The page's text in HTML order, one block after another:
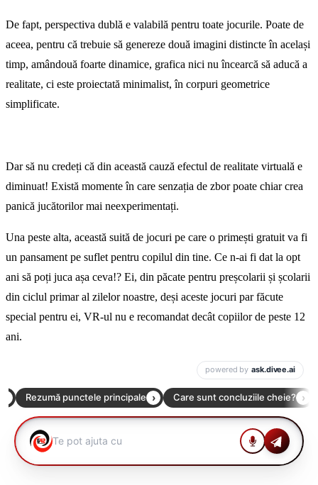
De fapt, perspectiva dublă e valabilă pentru toate jocurile. Poate de
aceea, pentru că trebuie să genereze două imagini distincte în același
timp, amândouă foarte dinamice, grafica nici nu încearcă să aducă a
realitate, ci este proiectată minimalist, în corpuri geometrice
simplificate.
Dar să nu credeți că din această cauză efectul de realitate virtuală e
diminuat! Există momente în care senzația de zbor poate chiar crea
panică jucătorilor mai neexperimentați.
Una peste alta, această suită de jocuri pe care o primești gratuit va fi
un pansament pe suflet pentru copilul din tine. Ce n-ai fi dat la opt
ani să poți juca așa ceva!? Ei, din păcate pentru preșcolarii și școlarii
din ciclul primar al zilelor noastre, deși aceste jocuri par făcute
special pentru ei, VR-ul nu e recomandat decât copiilor de peste 12
ani.